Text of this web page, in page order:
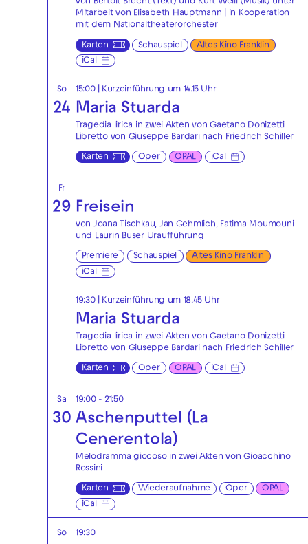
von Bertolt Brecht (Text) und Kurt Weill (Musik) unter
Mitarbeit von Elisabeth Hauptmann | in Kooperation
mit dem Nationaltheaterorchester
Karten Schauspiel
Altes Kino Franklin
iCal
So
24
15:00 | Kurzeinführung um 14.15 Uhr
Maria Stuarda
Tragedia lirica in zwei Akten von Gaetano Donizetti
Libretto von Giuseppe Bardari nach Friedrich Schiller
Karten Oper OPAL iCal
Fr
29 Freisein
von Joana Tischkau, Jan Gehmlich, Fatima Moumouni
und Laurin Buser Uraufführung
Premiere Schauspiel
Altes Kino Franklin
iCal
19:30 | Kurzeinführung um 18.45 Uhr
Maria Stuarda
Tragedia lirica in zwei Akten von Gaetano Donizetti
Libretto von Giuseppe Bardari nach Friedrich Schiller
Karten Oper OPAL iCal
Sa
30
19:00 - 21:50
Aschenputtel (La
Cenerentola)
Melodramma giocoso in zwei Akten von Gioacchino
Rossini
Karten Wiederaufnahme Oper
OPAL
iCal
So 19:30